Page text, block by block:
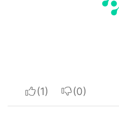
I apreciateI do not